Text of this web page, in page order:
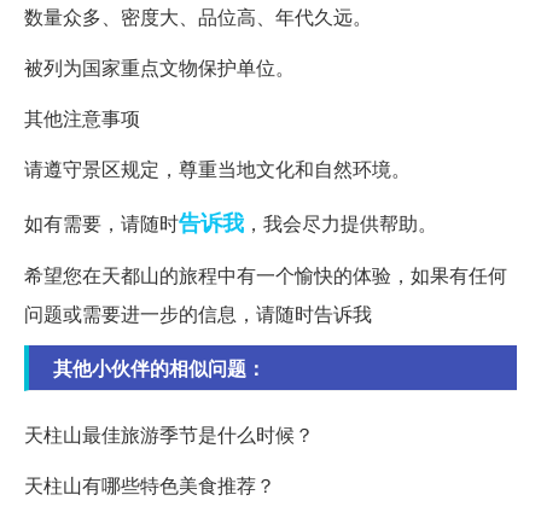
数量众多、密度大、品位高、年代久远。
被列为国家重点文物保护单位。
其他注意事项
请遵守景区规定，尊重当地文化和自然环境。
如有需要，请随时告诉我 ，我会尽力提供帮助。
希望您在天都山的旅程中有一个愉快的体验，如果有任何
问题或需要进一步的信息，请随时告诉我
其他小伙伴的相似问题：
天柱山最佳旅游季节是什么时候？
天柱山有哪些特色美食推荐？